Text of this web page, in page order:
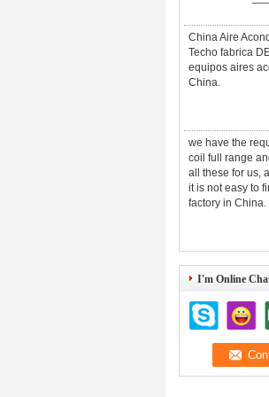
——
China Aire
Techo fabrica
equipos aires
China.
we have the
coil full range
all these for us,
it is not easy to
factory in China.
I'm Online